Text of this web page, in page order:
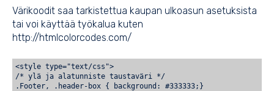
Värikoodit saa tarkistettua kaupan ulkoasun asetuksista
tai voi käyttää työkalua kuten
http://htmlcolorcodes.com/
<style type="text/css">
/* ylä ja alatunniste taustaväri */
.Footer, .header-box { background: #333333;}